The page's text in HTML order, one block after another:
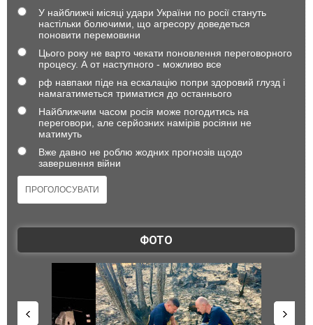
У найближчі місяці удари України по росії стануть
настільки болючими, що агресору доведеться
поновити перемовини
Цього року не варто чекати поновлення переговорного
процесу. А от наступного - можливо все
рф навпаки піде на ескалацію попри здоровий глузд і
намагатиметься триматися до останнього
Найближчим часом росія може погодитись на
переговори, але серйозних намірів росіяни не
матимуть
Вже давно не роблю жодних прогнозів щодо
завершення війни
ФОТО